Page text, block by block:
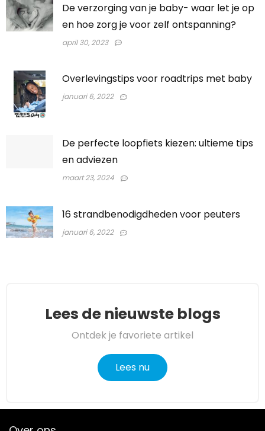
De verzorging van je baby- waar let je op
en hoe zorg je voor zelf ontspanning?
april 30, 2023
Overlevingstips voor roadtrips met baby
januari 6, 2022
De perfecte loopfiets kiezen: ultieme tips
en adviezen
maart 23, 2024
16 strandbenodigdheden voor peuters
januari 6, 2022
Lees de nieuwste blogs
Ontdek je favoriete artikel
Lees nu